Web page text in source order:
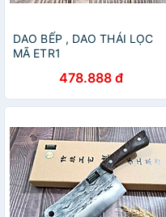
DAO BẾP , DAO THÁI LỌC
MÃ ETR1
478.888 đ